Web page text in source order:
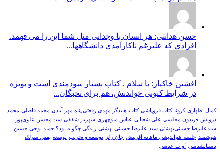
حسن هدایتی: هر انسان با وجدانی مثل شما این را می فهمد.
افرادی که علیرغم ناکارآمدی دانشگاهها...
افشین خاکباز: با سلام . کتاب بسیار سودمندی است و بویژه
در شرایط کنونی خواندنش، هم برای نخبگان...
کمال اطهاری کرونا کتاب فروپاشی کتاب هایدگر مهدی رفعتی پناه مهر آبادی محمد فاضلی محمد
درویش فریدون مجلسی علی شعبانی عباس منوچهری شهریار شفقی سید محسن علوی‌پور
سیدعلیرضا حسینی‌بهشتی سید علیرضا حسینی بهشتی زندگی چگونه بود؟ حمید نوحی حسین
هوشمند جلسه هم‌اندیشی ماهانه آفرینش جان رالز توسعه و تخریب توسعه بهمن سرلک
باستانشناسی آوات عباسی